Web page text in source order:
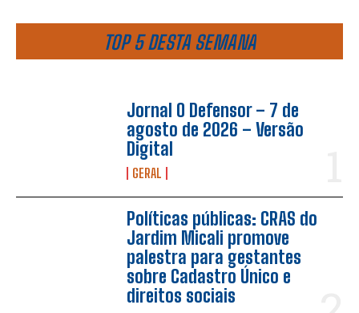
TOP 5 DESTA SEMANA
Jornal O Defensor – 7 de
agosto de 2026 – Versão
Digital
GERAL
Políticas públicas: CRAS do
Jardim Micali promove
palestra para gestantes
sobre Cadastro Único e
direitos sociais